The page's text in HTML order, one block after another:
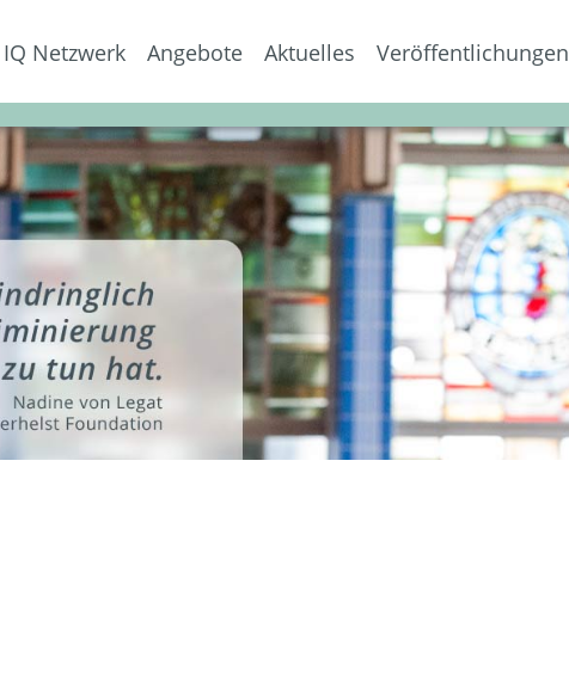
IQ Netzwerk Angebote Aktuelles Veröffentlichungen